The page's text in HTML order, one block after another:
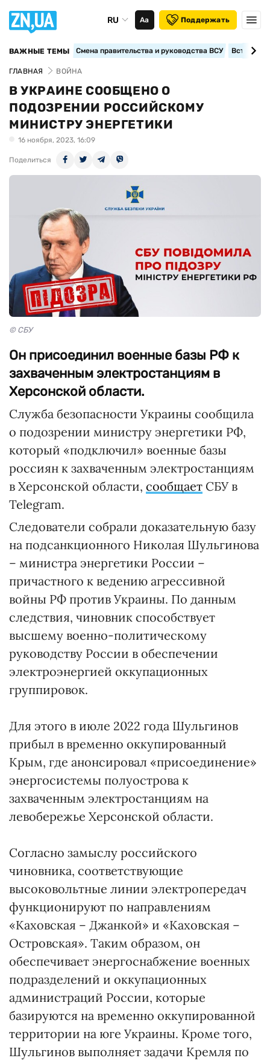
RU Аа Поддержать
ВАЖНЫЕ ТЕМЫ Смена правительства и руководства ВСУ
ГЛАВНАЯ ВОЙНА
В УКРАИНЕ СООБЩЕНО О
ПОДОЗРЕНИИ РОССИЙСКОМУ
МИНИСТРУ ЭНЕРГЕТИКИ
16 ноября, 2023, 16:09
Поделиться
© СБУ
Он присоединил военные базы РФ к
захваченным электростанциям в
Херсонской области.
Служба безопасности Украины сообщила
о подозрении министру энергетики РФ,
который «подключил» военные базы
россиян к захваченным электростанциям
в Херсонской области, сообщает СБУ в
Telegram.
Следователи собрали доказательную базу
на подсанкционного Николая Шульгинова
– министра энергетики России –
причастного к ведению агрессивной
войны РФ против Украины. По данным
следствия, чиновник способствует
высшему военно-политическому
руководству России в обеспечении
электроэнергией оккупационных
группировок.
Для этого в июле 2022 года Шульгинов
прибыл в временно оккупированный
Крым, где анонсировал «присоединение»
энергосистемы полуострова к
захваченным электростанциям на
левобережье Херсонской области.
Согласно замыслу российского
чиновника, соответствующие
высоковольтные линии электропередач
функционируют по направлениям
«Каховская – Джанкой» и «Каховская –
Островская». Таким образом, он
обеспечивает энергоснабжение военных
подразделений и оккупационных
администраций России, которые
базируются на временно оккупированной
территории на юге Украины. Кроме того,
Шульгинов выполняет задачи Кремля по